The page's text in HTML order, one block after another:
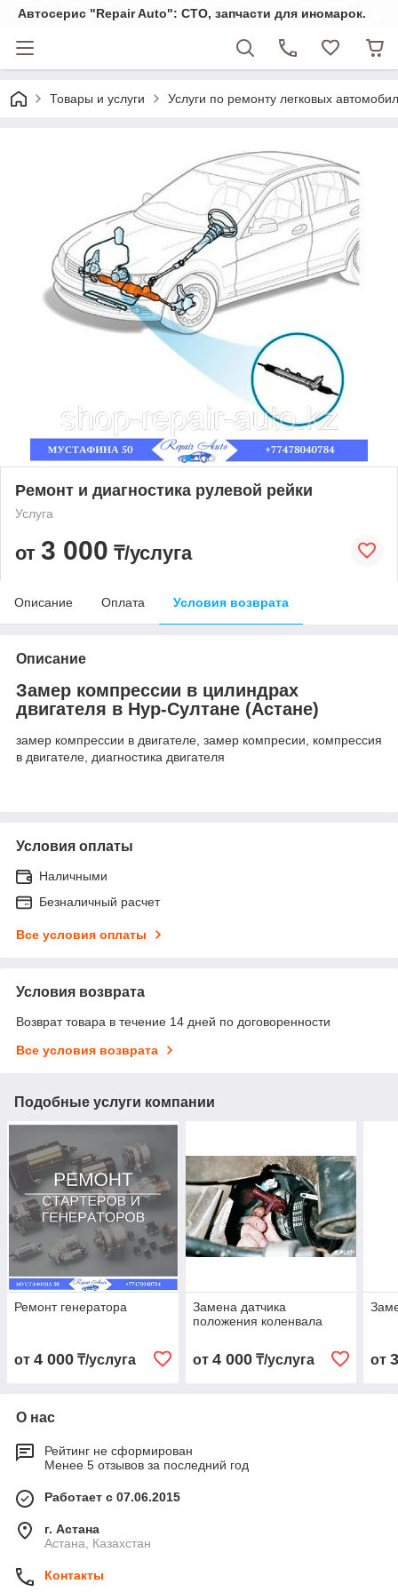
Автосерис "Repair Auto": СТО, запчасти для иномарок.
Товары и услуги Услуги по ремонту легковых
Ремонт и диагностика рулевой рейки
Услуга
от 3 000 ₸/услуга
Описание Оплата Условия возврата
Описание
Замер компрессии в цилиндрах
двигателя в Нур-Султане (Астане)
замер компрессии в двигателе, замер компресии, компрессия
в двигателе, диагностика двигателя
Условия оплаты
Наличными
Безналичный расчет
Все условия оплаты
Условия возврата
Возврат товара в течение 14 дней по договоренности
Все условия возврата
Подобные услуги компании
Ремонт генератора
от 4 000 ₸/услуга
Замена датчика
положения коленвала
от 4 000₸/услуга от
О нас
Рейтинг не сформирован
Менее 5 отзывов за последний год
Работает с 07.06.2015
г. Астана
Астана, Казахстан
Контакты